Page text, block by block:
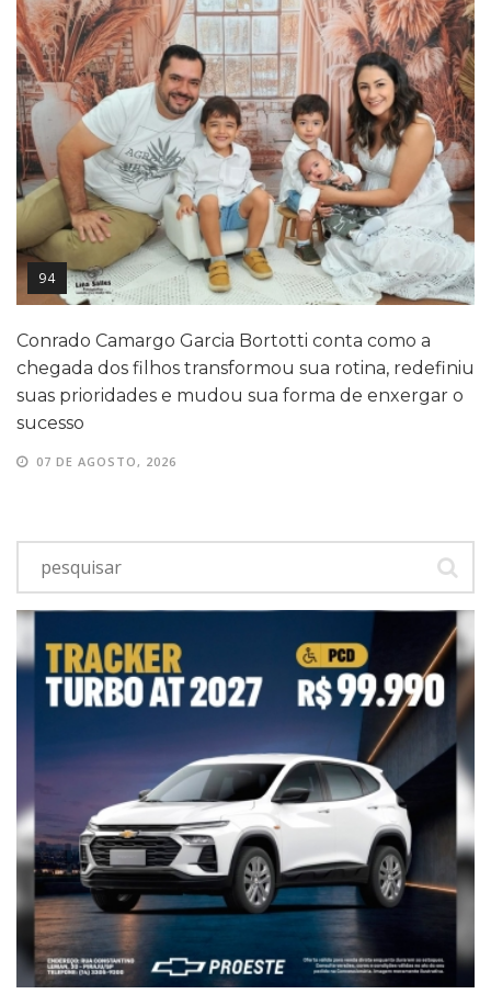
94
Conrado Camargo Garcia Bortotti conta como a
chegada dos filhos transformou sua rotina, redefiniu
suas prioridades e mudou sua forma de enxergar o
sucesso
07 DE AGOSTO, 2026